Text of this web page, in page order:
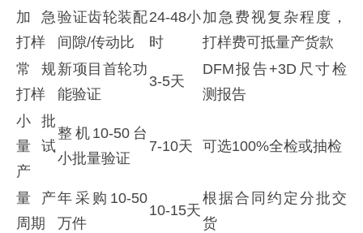
加急
打样
验证齿轮装配
间隙/传动比
24-48小
时
加急费视复杂程度，
打样费可抵量产货款
常规
打样
新项目首轮功
能验证
3-5天
DFM报告+3D尺寸检
测报告
小批
量试
产
整机10-50台
小批量验证
7-10天 可选100%全检或抽检
量产
周期
年采购10-50
万件
10-15天
根据合同约定分批交
货